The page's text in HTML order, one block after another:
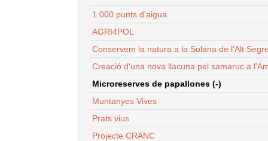
1.000 punts d'aigua
AGRI4POL
Conservem la natura a la Solana de l'Alt
Creació d'una nova llacuna pel samaruc a
Microreserves de papallones (-)
Muntanyes Vives
Prats vius
Projecte CRANC